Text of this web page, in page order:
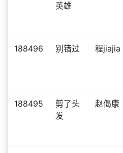
英雄
188496 别错过 程jiajia
188495
剪了头
发
赵偈康